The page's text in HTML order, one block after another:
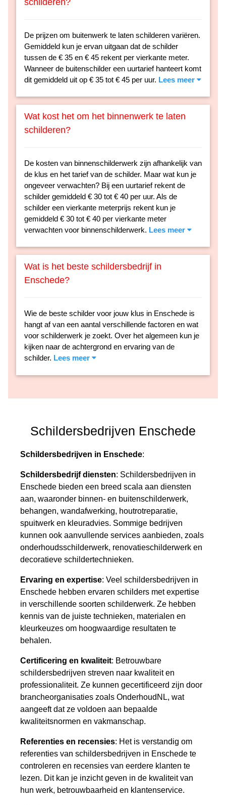
De prijzen om buitenwerk te laten schilderen variëren.
Gemiddeld kun je ervan uitgaan dat de schilder
tussen de € 35 en € 45 rekent per vierkante meter.
Wanneer de buitenschilder een uurtarief hanteert komt
dit gemiddeld uit op € 35 tot € 45 per uur. Lees meer
Wat kost het om het binnenwerk te laten
schilderen?
De kosten van binnenschilderwerk zijn afhankelijk van
de klus en het tarief van de schilder. Maar wat kun je
ongeveer verwachten? Bij een uurtarief rekent de
schilder gemiddeld € 30 tot € 40 per uur. Als de
schilder een vierkante meterprijs rekent kun je
gemiddeld € 30 tot € 40 per vierkante meter
verwachten voor binnenschilderwerk. Lees meer
Wat is het beste schildersbedrijf in
Enschede?
Wie de beste schilder voor jouw klus in Enschede is
hangt af van een aantal verschillende factoren en wat
voor schilderwerk je zoekt. Over het algemeen kun je
kijken naar de achtergrond en ervaring van de
schilder. Lees meer
Schildersbedrijven Enschede
Schildersbedrijven in Enschede:
Schildersbedrijf diensten: Schildersbedrijven in
Enschede bieden een breed scala aan diensten
aan, waaronder binnen- en buitenschilderwerk,
behangen, wandafwerking, houtrotreparatie,
spuitwerk en kleuradvies. Sommige bedrijven
kunnen ook aanvullende services aanbieden, zoals
onderhoudsschilderwerk, renovatieschilderwerk en
decoratieve schildertechnieken.
Ervaring en expertise: Veel schildersbedrijven in
Enschede hebben ervaren schilders met expertise
in verschillende soorten schilderwerk. Ze hebben
kennis van de juiste technieken, materialen en
kleurkeuzes om hoogwaardige resultaten te
behalen.
Certificering en kwaliteit: Betrouwbare
schildersbedrijven streven naar kwaliteit en
professionaliteit. Ze kunnen gecertificeerd zijn door
brancheorganisaties zoals OnderhoudNL, wat
aangeeft dat ze voldoen aan bepaalde
kwaliteitsnormen en vakmanschap.
Referenties en recensies: Het is verstandig om
referenties van schildersbedrijven in Enschede te
controleren en recensies van eerdere klanten te
lezen. Dit kan je inzicht geven in de kwaliteit van
hun werk, betrouwbaarheid en klantenservice.